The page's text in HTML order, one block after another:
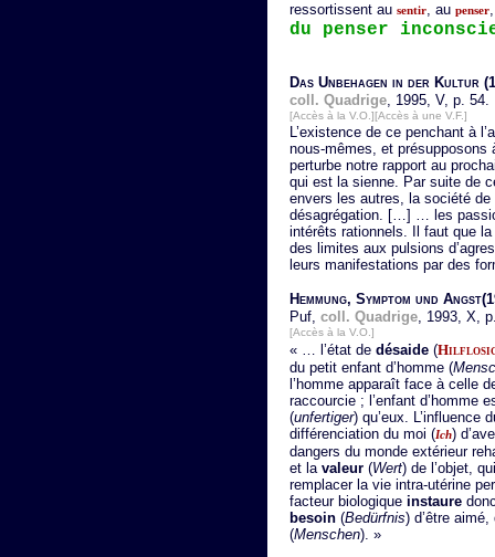
ressortissent au sentir, au penser
du penser
Das Unbehagen in der Kultur
coll. Quadrige, 1995, V, p. 54.
[Accès à la V.O.][Accès à une V.F.]
L’existence de ce penchant à
nous-mêmes, et présupposons
perturbe notre rapport au
qui est la sienne. Par suite de
envers les autres, la société
désagrégation. […] … les
intérêts rationnels. Il faut que
des limites aux pulsions
leurs manifestations par des
Hemmung, Symptom und Angst
Puf, coll. Quadrige, 1993, X,
[Accès à la V.O.]
« … l’état de désaide (
du petit enfant d’homme (
l’homme apparaît face à celle
raccourcie ; l’enfant d’homme
(unfertiger) qu’eux. L’influence
différenciation du moi (Ich)
dangers du monde extérieur
et la valeur (Wert) de l’objet,
remplacer la vie intra-utérine
facteur biologique instaure
besoin (Bedürfnis) d’être
(Menschen). »